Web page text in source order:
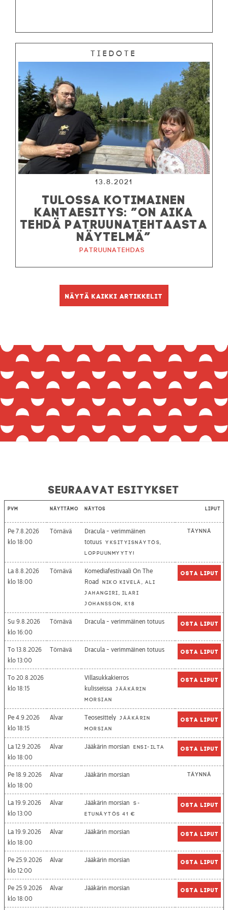
Tiedote
13.8.2021
TULOSSA KOTIMAINEN
KANTAESITYS: ”ON AIKA
TEHDÄ PATRUUNATEHTAASTA
NÄYTELMÄ”
Patruunatehdas
Näytä kaikki artikkelit
Seuraavat esitykset
Pvm Näyttämö Näytös Liput
Pe 7.8.2026
18:00
Törnävä
Dracula - verimmäinen
totuus Yksityisnäytös,
loppuunmyyty!
Täynnä
La 8.8.2026
18:00
Törnävä
Komediafestivaali On The
Road
Niko Kivelä, Ali
Jahangiri, Ilari
Johansson, K18
Osta liput
Su 9.8.2026
16:00
Törnävä Dracula - verimmäinen totuus Osta liput
To 13.8.2026
13:00
Törnävä Dracula - verimmäinen totuus Osta liput
To 20.8.2026
18:15
Villasukkakierros
kulisseissa Jääkärin
morsian
Osta liput
Pe 4.9.2026
18:15
Alvar Teosesittely Jääkärin
morsian
Osta liput
La 12.9.2026
18:00
Alvar Jääkärin morsian Ensi-ilta Osta liput
Pe 18.9.2026
18:00
Alvar Jääkärin morsian Täynnä
La 19.9.2026
13:00
Alvar Jääkärin morsian
S-
etunäytös 41 €
Osta liput
La 19.9.2026
18:00
Alvar Jääkärin morsian Osta liput
Pe 25.9.2026
12:00
Alvar Jääkärin morsian Osta liput
Pe 25.9.2026
18:00
Alvar Jääkärin morsian Osta liput